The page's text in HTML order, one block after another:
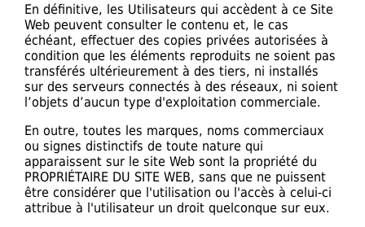
En définitive, les Utilisateurs qui accèdent à ce Site
Web peuvent consulter le contenu et, le cas
échéant, effectuer des copies privées autorisées à
condition que les éléments reproduits ne soient pas
transférés ultérieurement à des tiers, ni installés
sur des serveurs connectés à des réseaux, ni soient
l’objets d’aucun type d'exploitation commerciale.
En outre, toutes les marques, noms commerciaux
ou signes distinctifs de toute nature qui
apparaissent sur le site Web sont la propriété du
PROPRIÉTAIRE DU SITE WEB, sans que ne puissent
être considérer que l'utilisation ou l'accès à celui-ci
attribue à l'utilisateur un droit quelconque sur eux.